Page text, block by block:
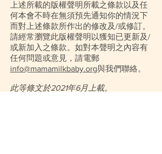
上述所載的版權聲明所載之條款以及任
何本會不時在無須預先通知你的情況下
而對上述條款所作出的修改及/或修訂。
請經常瀏覽此版權聲明以獲知已更新及/
或新加入之條款。如對本聲明之內容有
任何問題或意見，請電郵
info@mamamilkbaby.org與我們聯絡。
此等條文於2021年6月上載。